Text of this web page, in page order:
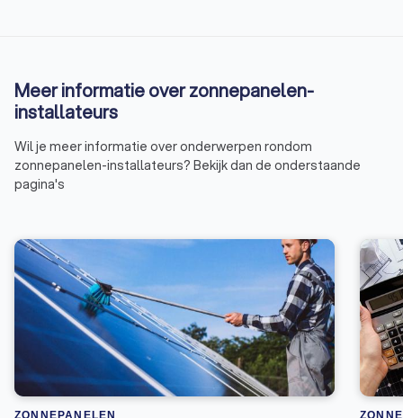
Meer informatie over zonnepanelen-
installateurs
Wil je meer informatie over onderwerpen rondom
zonnepanelen-installateurs? Bekijk dan de onderstaande
pagina's
ZONNEPANELEN